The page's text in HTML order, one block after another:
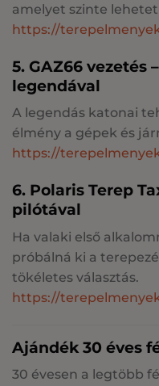
amelyet szinte
https://
5. GAZ66 vezetés
legendával
A legendás katonai
élmény a gépek és
https://
6. Polaris Terep
pilótával
Ha valaki első
próbálná ki a
tökéletes választás.
https://
Ajándék 30 éves
30 évesen a legtöbb